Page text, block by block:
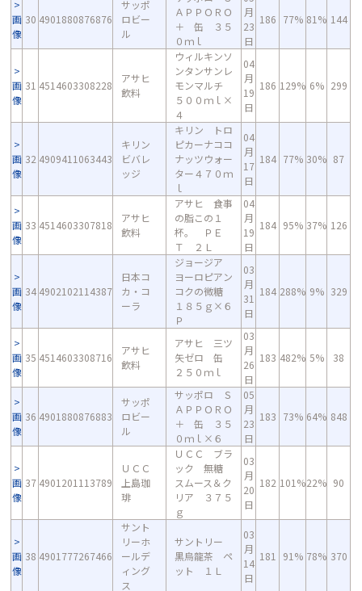
画
像
30 4901880876876
サッポ
ロビー
ル
ＡＰＰＯＲＯ
＋ 缶 ３５
０ｍｌ
月
23
日
186 77% 81% 144
画
像
31 4514603308228
アサヒ
飲料
ウィルキンソ
ンタンサンレ
モンマルチ
５００ｍｌ×
４
04
月
19
日
186 129% 6% 299
画
像
32 4909411063443
キリン
ビバレ
ッジ
キリン トロ
ピカーナココ
ナッツウォー
ター４７０ｍ
ｌ
04
月
17
日
184 77% 30% 87
画
像
33 4514603307818
アサヒ
飲料
アサヒ 食事
の脂この１
杯。 ＰＥ
Ｔ ２Ｌ
04
月
19
日
184 95% 37% 126
画
像
34 4902102114387
日本コ
カ・コ
ーラ
ジョージア
ヨーロピアン
コクの微糖
１８５ｇ×６
Ｐ
03
月
31
日
184 288% 9% 329
画
像
35 4514603308716
アサヒ
飲料
アサヒ 三ツ
矢ゼロ 缶
２５０ｍｌ
03
月
26
日
183 482% 5% 38
画
像
36 4901880876883
サッポ
ロビー
ル
サッポロ Ｓ
ＡＰＰＯＲＯ
＋ 缶 ３５
０ｍｌ×６
05
月
23
日
183 73% 64% 848
画
像
37 4901201113789
ＵＣＣ
上島珈
琲
ＵＣＣ ブラ
ック 無糖
スムース＆ク
リア ３７５
ｇ
03
月
20
日
182 101%22% 90
画
像
38 4901777267466
サント
リーホ
ールデ
ィング
ス
サントリー
黒烏龍茶 ペ
ット １Ｌ
03
月
14
日
181 91% 78% 370